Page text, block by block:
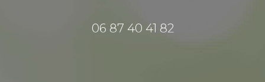
06 87 40 41 82